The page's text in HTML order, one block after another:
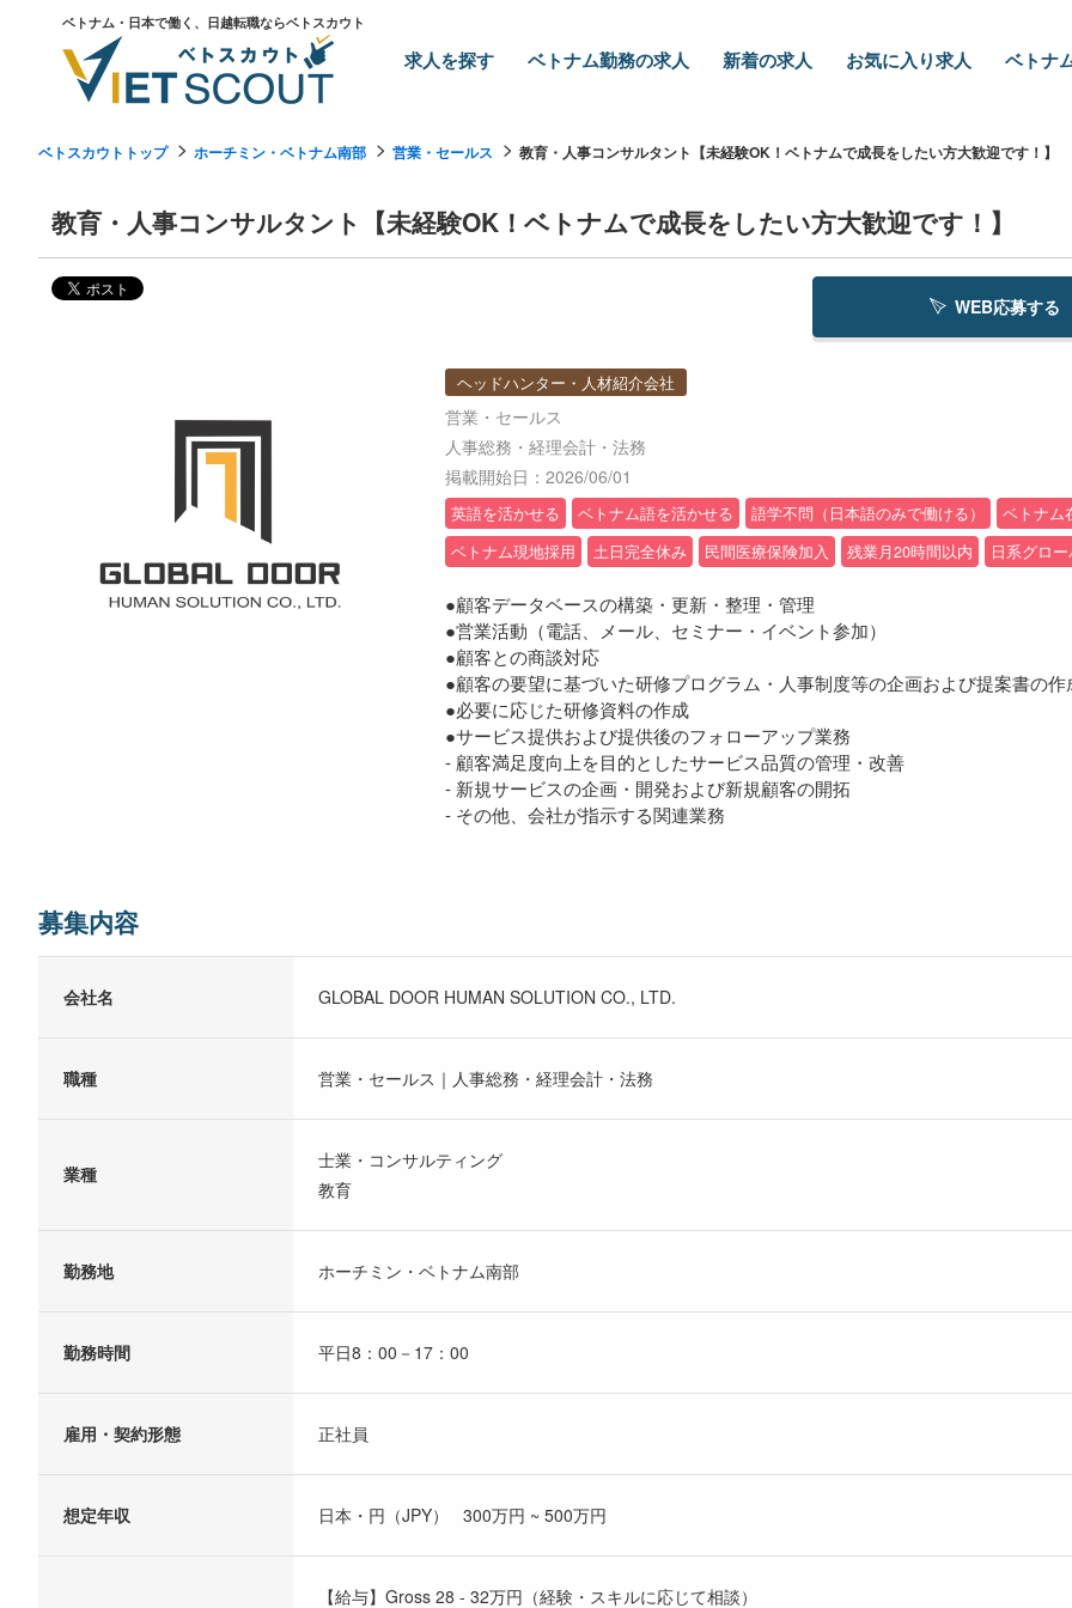
ベトナム・日本で働く、日越転職ならベトスカウト
求人を探す ベトナム勤務の求人 新着の求人 お気に入り求人 ベトナ
ベトスカウトトップ ホーチミン・ベトナム南部 営業・セールス 教育・人事コンサルタント【未経験OK！ベトナムで成長をしたい方大歓迎です！】
教育・人事コンサルタント【未経験OK！ベトナムで成長をしたい方大歓迎です！】
WEB応募する
ヘッドハンター・人材紹介会社
営業・セールス
人事総務・経理会計・法務
掲載開始日：2026/06/01
英語を活かせる ベトナム語を活かせる 語学不問（日本語のみで働ける）
ベトナム
ベトナム現地採用
土日完全休み 民間医療保険加入 残業月20時間以内 日系グロ
●顧客データベースの構築・更新・整理・管理
●営業活動（電話、メール、セミナー・イベント参加）
●顧客との商談対応
●顧客の要望に基づいた研修プログラム・人事制度等の企画および提案書の作
●必要に応じた研修資料の作成
●サービス提供および提供後のフォローアップ業務
- 顧客満足度向上を目的としたサービス品質の管理・改善
- 新規サービスの企画・開発および新規顧客の開拓
- その他、会社が指示する関連業務
募集内容
会社名 GLOBAL DOOR HUMAN SOLUTION CO., LTD.
職種 営業・セールス｜人事総務・経理会計・法務
業種
士業・コンサルティング
教育
勤務地 ホーチミン・ベトナム南部
勤務時間 平日8：00－17：00
雇用・契約形態 正社員
想定年収 日本・円（JPY） 300万円 ~ 500万円
【給与】Gross 28 - 32万円（経験・スキルに応じて相談）